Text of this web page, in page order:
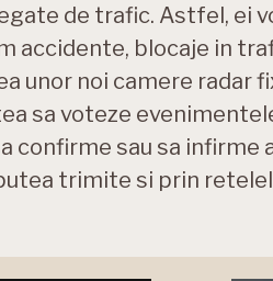
de trafic. Astfel, ei
accidente, blocaje in
unor noi camere radar
sa voteze
confirme sau sa infirme
trimite si prin